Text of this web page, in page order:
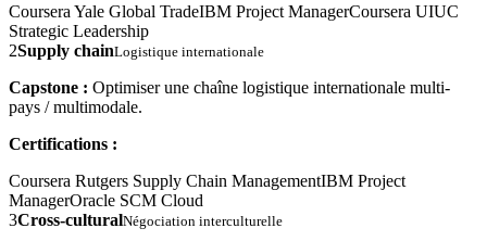
Coursera Yale Global TradeIBM Project ManagerCoursera UIUC
Strategic Leadership
2Supply chainLogistique internationale
Capstone : Optimiser une chaîne logistique internationale multi-
pays / multimodale.
Certifications :
Coursera Rutgers Supply Chain ManagementIBM Project
ManagerOracle SCM Cloud
3Cross-culturalNégociation interculturelle